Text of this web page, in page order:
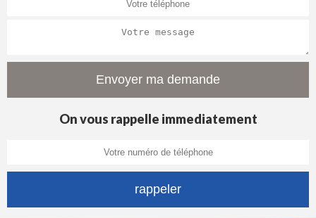
On vous rappelle immediatement